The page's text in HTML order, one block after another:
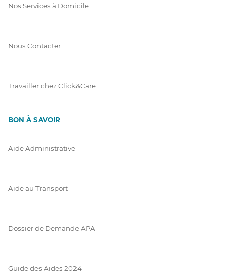
Nos Services à Domicile
Nous Contacter
Travailler chez Click&Care
BON À SAVOIR
Aide Administrative
Aide au Transport
Dossier de Demande APA
Guide des Aides 2024